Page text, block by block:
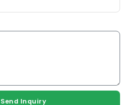
Send Inquiry